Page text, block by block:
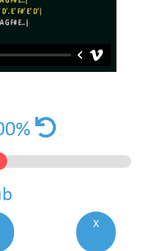
%
X